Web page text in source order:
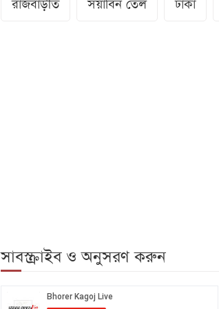
রাজবাড়ীত সয়াবিন তেল ঢাকা
সাবস্ক্রাইব ও অনুসরণ করুন